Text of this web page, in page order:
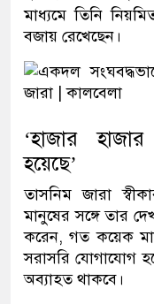
মাধ্যমে তিনি
বজায় রেখেছেন।
‘হাজার
হয়েছে’
তাসনিম জারা
মানুষের সঙ্গে তার
করেন, গত কয়েক
সরাসরি যোগাযোগ
অব্যাহত থাকবে।